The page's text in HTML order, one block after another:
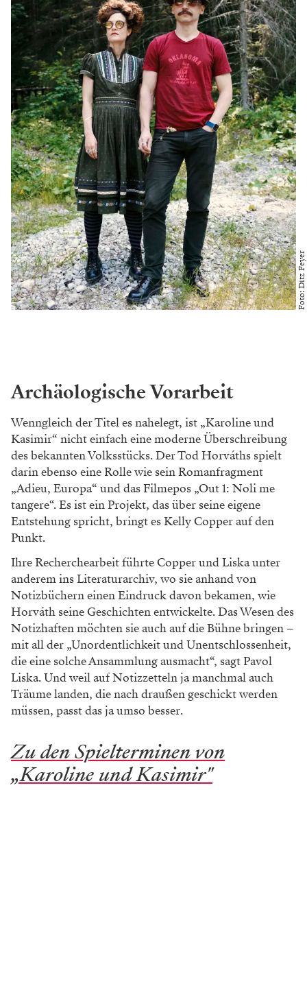
Foto: Ditz Feyer
Archäologische Vorarbeit
Wenngleich der Titel es nahelegt, ist „Karoline und
Kasimir“ nicht einfach eine moderne Überschreibung
des bekannten Volksstücks. Der Tod Horváths spielt
darin ebenso eine Rolle wie sein Roman­fragment
„Adieu, Europa“ und das Filmepos „Out 1: Noli me
tangere“. Es ist ein Projekt, das über seine eigene
Entstehung spricht, bringt es Kelly Copper auf den
Punkt.
Ihre Recherchearbeit führte Copper und Liska unter
anderem ins Literaturarchiv, wo sie anhand von
Notizbüchern einen Eindruck davon bekamen, wie
Horváth seine Geschichten entwickelte. Das Wesen des
Notizhaften möchten sie auch auf die Bühne bringen –
mit all der „Unordentlichkeit und Unentschlossenheit,
die eine solche Ansammlung ausmacht“, sagt Pavol
Liska. Und weil auf Notizzetteln ja manchmal auch
Träume landen, die nach draußen geschickt werden
müssen, passt das ja umso besser.
Zu den Spielterminen von
„Karoline und Kasimir"